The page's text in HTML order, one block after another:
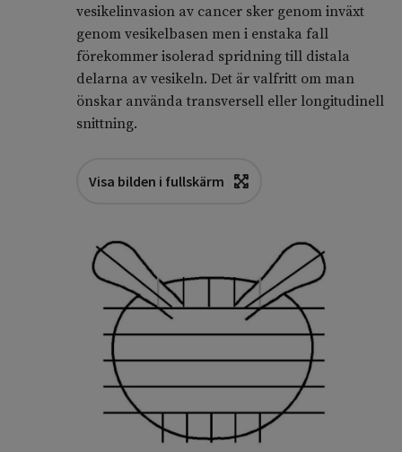
vesikelinvasion av cancer sker genom inväxt
genom vesikelbasen men i enstaka fall
förekommer isolerad spridning till distala
delarna av vesikeln. Det är valfritt om man
önskar använda transversell eller longitudinell
snittning.
Visa bilden i fullskärm